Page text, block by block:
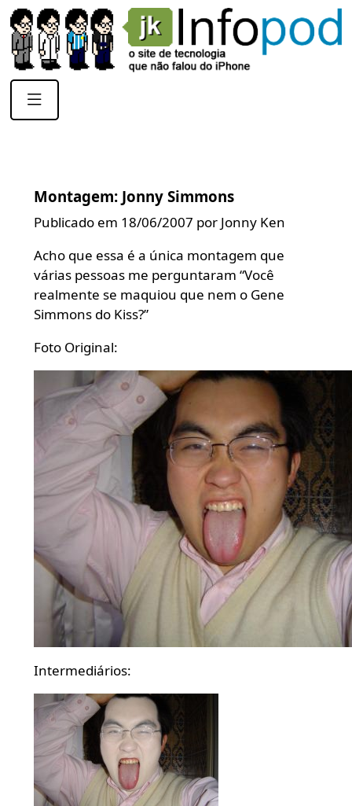
Montagem: Jonny Simmons
Publicado em 18/06/2007 por Jonny Ken
Acho que essa é a única montagem que
várias pessoas me perguntaram “Você
realmente se maquiou que nem o Gene
Simmons do Kiss?”
Foto Original:
Intermediários: